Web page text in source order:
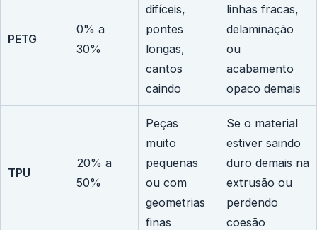
PETG
0% a
30%
difíceis,
pontes
longas,
cantos
caindo
linhas fracas,
delaminação
ou
acabamento
opaco demais
TPU
20% a
50%
Peças
muito
pequenas
ou com
geometrias
finas
Se o material
estiver saindo
duro demais na
extrusão ou
perdendo
coesão